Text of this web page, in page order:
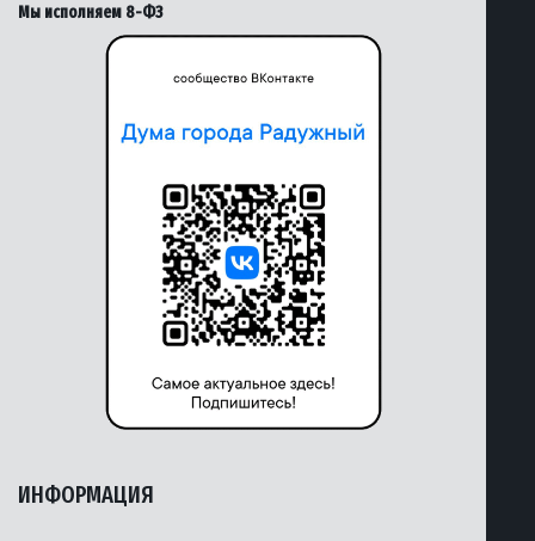
Мы исполняем 8-ФЗ
ИНФОРМАЦИЯ